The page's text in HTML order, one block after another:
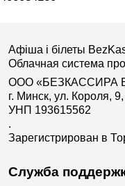
Афіша і білеты
Облачная система
ООО «БЕЗКАССИРА
г. Минск, ул. Короля,
УНП 193615562
.
Зарегистрирован в
Служба